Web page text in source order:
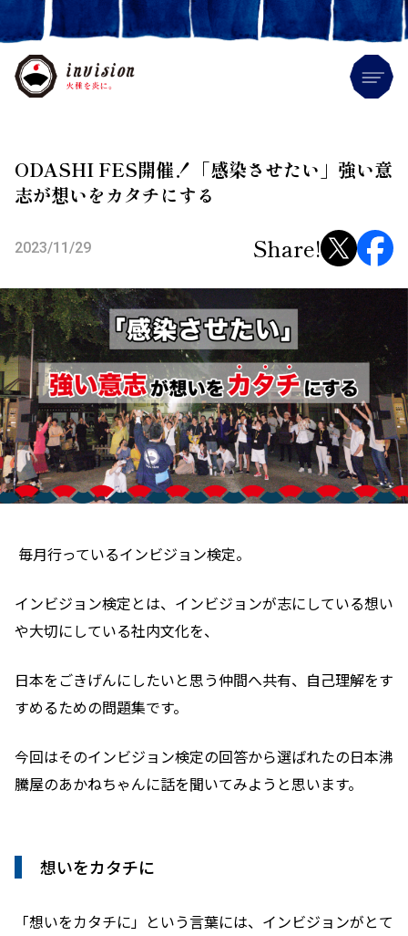
ODASHI FES開催！「感染させたい」強い意
志が想いをカタチにする
2023/11/29 Share!
毎月行っているインビジョン検定。
インビジョン検定とは、インビジョンが志にしている想い
や大切にしている社内文化を、
日本をごきげんにしたいと思う仲間へ共有、自己理解をす
すめるための問題集です。
今回はそのインビジョン検定の回答から選ばれたの日本沸
騰屋のあかねちゃんに話を聞いてみようと思います。
想いをカタチに
「想いをカタチに」という言葉には、インビジョンがとて